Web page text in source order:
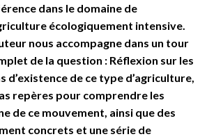
dans le domaine de
écologiquement intensive.
nous accompagne dans un tour
de la question : Réflexion sur les
d’existence de ce type d’agriculture,
repères pour comprendre les
de ce mouvement, ainsi que des
concrets et une série de